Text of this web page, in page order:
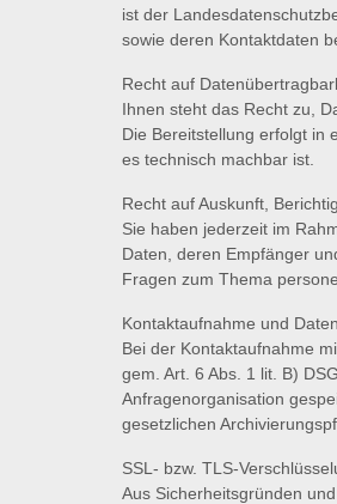
ist der
sowie deren Kontaktdaten
Recht auf
Ihnen steht das Recht zu,
Die Bereitstellung erfolgt in
es technisch machbar ist.
Recht auf Auskunft,
Sie haben jederzeit im
Daten, deren Empfänger
Fragen zum Thema
Kontaktaufnahme und
Bei der Kontaktaufnahme
gem. Art. 6 Abs. 1 lit. B)
Anfragenorganisation
gesetzlichen
SSL- bzw. TLS-
Aus Sicherheitsgründen